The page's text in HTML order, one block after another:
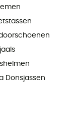
Donsjassen